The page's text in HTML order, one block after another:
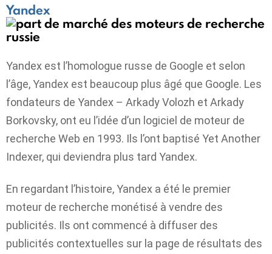
Yandex
Yandex est l’homologue russe de Google et selon
l’âge, Yandex est beaucoup plus âgé que Google. Les
fondateurs de Yandex – Arkady Volozh et Arkady
Borkovsky, ont eu l’idée d’un logiciel de moteur de
recherche Web en 1993. Ils l’ont baptisé Yet Another
Indexer, qui deviendra plus tard Yandex.
En regardant l’histoire, Yandex a été le premier
moteur de recherche monétisé à vendre des
publicités. Ils ont commencé à diffuser des
publicités contextuelles sur la page de résultats des